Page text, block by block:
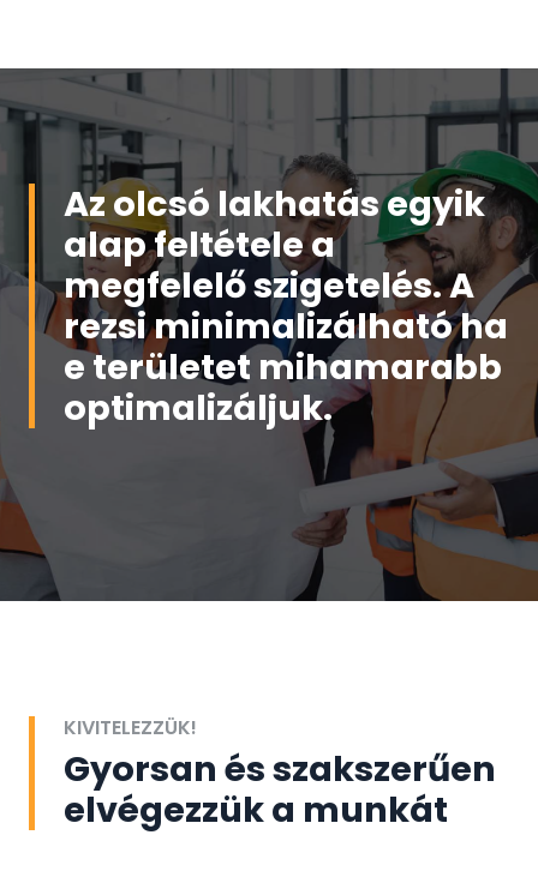
Az olcsó lakhatás egyik
alap feltétele a
megfelelő szigetelés. A
rezsi minimalizálható ha
e területet mihamarabb
optimalizáljuk.
KIVITELEZZÜK!
Gyorsan és szakszerűen
elvégezzük a munkát